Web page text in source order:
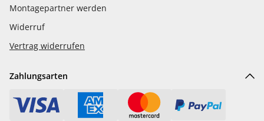
Montagepartner werden
Widerruf
Vertrag widerrufen
Zahlungsarten